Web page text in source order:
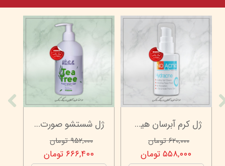
ژل شستشو صورت ویتابلا - 300 میلی لیتر
۹۵۲,۰۰۰ تومان
۶۶۶,۴۰۰ تومان
ژل کرم آبرسان هیدراکنه نو آکنه - چرب و جوش دار - 70 میلی لیتر
۶۲۰,۰۰۰ تومان
۵۵۸,۰۰۰ تومان